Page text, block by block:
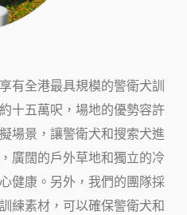
有全港最具規模的警衛犬訓
十五萬呎，場地的優勢容許
場景，讓警衛犬和搜索犬進
廣闊的戶外草地和獨立的冷
健康。另外，我們的團隊採
練素材，可以確保警衛犬和